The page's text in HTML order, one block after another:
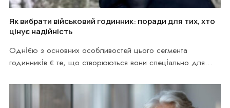
Як вибрати військовий годинник: поради для тих, хто
цінує надійність
Однією з основних особливостей цього сегмента
годинників є те, що створюються вони спеціально для